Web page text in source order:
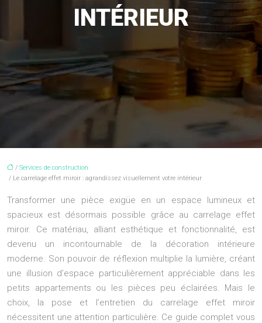
INTÉRIEUR
/ Services de construction
/ Le carrelage effet miroir : agrandissez visuellement votre intérieur
Transformer une pièce exigüe en un espace lumineux et
spacieux est désormais possible grâce au carrelage effet
miroir. Ce matériau, alliant esthétique et fonctionnalité, est
devenu un incontournable de la décoration intérieure
moderne. Son pouvoir de réflexion multiplie la lumière, créant
une illusion d’espace particulièrement appréciable dans les
petits appartements ou les pièces peu éclairées. Mais le
choix, la pose et l’entretien du carrelage effet miroir
nécessitent une attention particulière. Ce guide complet vous